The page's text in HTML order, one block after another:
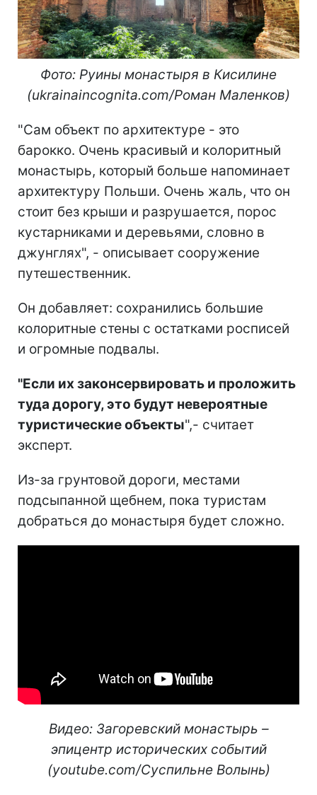
Фото: Руины монастыря в Кисилине
(ukrainaincognita.com/Роман Маленков)
"Сам объект по архитектуре - это
барокко. Очень красивый и колоритный
монастырь, который больше напоминает
архитектуру Польши. Очень жаль, что он
стоит без крыши и разрушается, порос
кустарниками и деревьями, словно в
джунглях", - описывает сооружение
путешественник.
Он добавляет: сохранились большие
колоритные стены с остатками росписей
и огромные подвалы.
"Если их законсервировать и проложить
туда дорогу, это будут невероятные
туристические объекты",- считает
эксперт.
Из-за грунтовой дороги, местами
подсыпанной щебнем, пока туристам
добраться до монастыря будет сложно.
Видео: Загоревский монастырь –
эпицентр исторических событий
(youtube.com/Суспильне Волынь)